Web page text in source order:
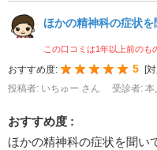
ほかの精神科の症状
この口コミは1年以上前のも
おすすめ度: 5 [
投稿者: いちゅー さん
受診者:
おすすめ度 :
ほかの精神科の症状を聞い